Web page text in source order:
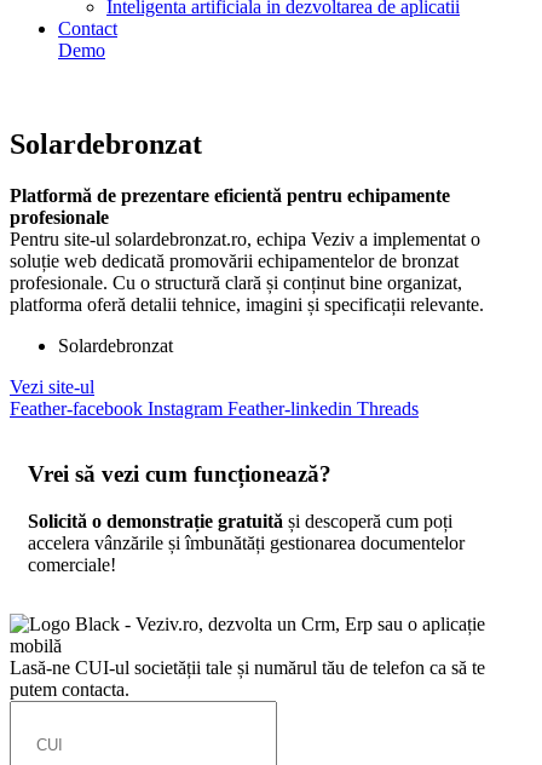
Inteligenta artificiala in dezvoltarea de aplicatii
Contact
Demo
Solardebronzat
Platformă de prezentare eficientă pentru echipamente
profesionale
Pentru site-ul solardebronzat.ro, echipa Veziv a implementat o
soluție web dedicată promovării echipamentelor de bronzat
profesionale. Cu o structură clară și conținut bine organizat,
platforma oferă detalii tehnice, imagini și specificații relevante.
Solardebronzat
Vezi site-ul
Feather-facebook Instagram Feather-linkedin Threads
Vrei să vezi cum funcționează?
Solicită o demonstrație gratuită și descoperă cum poți
accelera vânzările și îmbunătăți gestionarea documentelor
comerciale!
Lasă-ne CUI-ul societății tale și numărul tău de telefon ca să te
putem contacta.